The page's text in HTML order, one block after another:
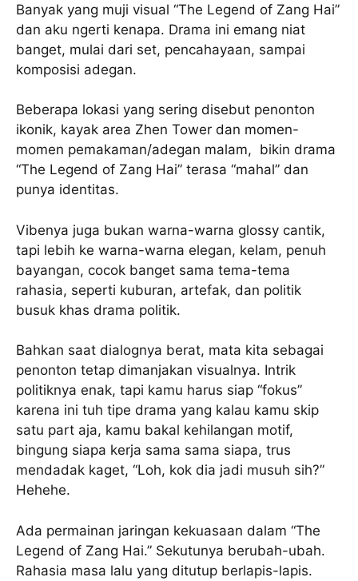
Banyak yang muji visual “The Legend of Zang Hai”
dan aku ngerti kenapa. Drama ini emang niat
banget, mulai dari set, pencahayaan, sampai
komposisi adegan.
Beberapa lokasi yang sering disebut penonton
ikonik, kayak area Zhen Tower dan momen-
momen pemakaman/adegan malam, bikin drama
“The Legend of Zang Hai” terasa “mahal” dan
punya identitas.
Vibenya juga bukan warna-warna glossy cantik,
tapi lebih ke warna-warna elegan, kelam, penuh
bayangan, cocok banget sama tema-tema
rahasia, seperti kuburan, artefak, dan politik
busuk khas drama politik.
Bahkan saat dialognya berat, mata kita sebagai
penonton tetap dimanjakan visualnya. Intrik
politiknya enak, tapi kamu harus siap “fokus”
karena ini tuh tipe drama yang kalau kamu skip
satu part aja, kamu bakal kehilangan motif,
bingung siapa kerja sama sama siapa, trus
mendadak kaget, “Loh, kok dia jadi musuh sih?”
Hehehe.
Ada permainan jaringan kekuasaan dalam “The
Legend of Zang Hai.” Sekutunya berubah-ubah.
Rahasia masa lalu yang ditutup berlapis-lapis.